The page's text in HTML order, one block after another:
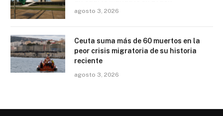
agosto 3, 2026
Ceuta suma más de 60 muertos en la
peor crisis migratoria de su historia
reciente
agosto 3, 2026